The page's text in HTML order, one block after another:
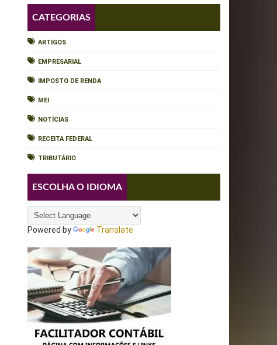
CATEGORIAS
ARTIGOS
EMPRESARIAL
IMPOSTO DE RENDA
MEI
NOTÍCIAS
RECEITA FEDERAL
TRIBUTÁRIO
ESCOLHA O IDIOMA
Powered by Translate